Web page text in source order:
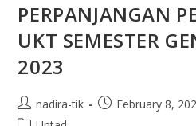
PERPANJANGAN
UKT SEMESTER
2023
nadira-tik
February 8,